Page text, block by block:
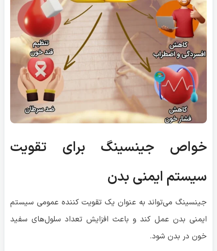
خواص جینسینگ برای تقویت
سیستم ایمنی بدن
جینسینگ می‌تواند به عنوان یک تقویت کننده عمومی سیستم
ایمنی بدن عمل کند و باعث افزایش تعداد سلول‌های سفید
خون در بدن شود.